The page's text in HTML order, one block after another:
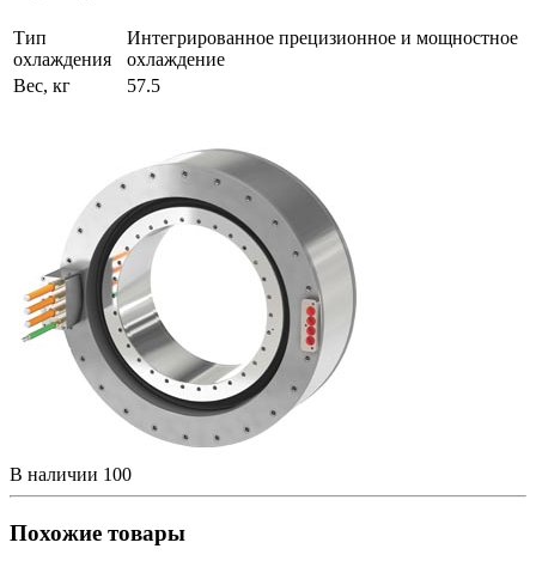
Тип
охлаждения
Интегрированное прецизионное и мощностное
охлаждение
Вес, кг
57.5
В наличии 100
Похожие товары